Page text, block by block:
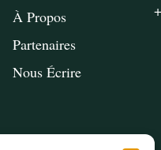
À Propos
Partenaires
Nous Écrire